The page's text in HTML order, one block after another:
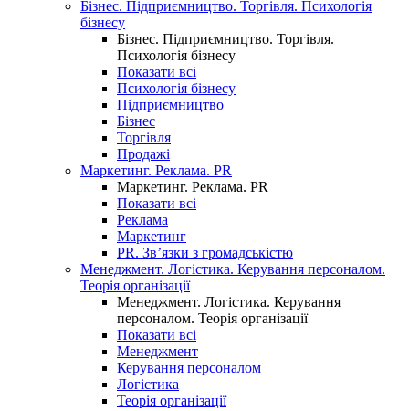
Бізнес. Підприємництво. Торгівля. Психологія
бізнесу
Бізнес. Підприємництво. Торгівля.
Психологія бізнесу
Показати всі
Психологія бізнесу
Підприємництво
Бізнес
Торгівля
Продажі
Маркетинг. Реклама. PR
Маркетинг. Реклама. PR
Показати всі
Реклама
Маркетинг
PR. Зв’язки з громадськістю
Менеджмент. Логістика. Керування персоналом.
Теорія організації
Менеджмент. Логістика. Керування
персоналом. Теорія організації
Показати всі
Менеджмент
Керування персоналом
Логістика
Теорія організації